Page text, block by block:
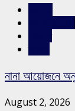
নানা আয়োজনে
August 2, 2026